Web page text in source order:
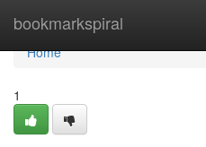
bookmarkspiral
Home
Home
1